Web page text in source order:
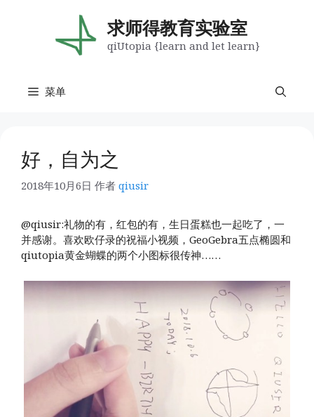
求师得教育实验室
qiUtopia {learn and let learn}
菜单
好，自为之
2018年10月6日 作者 qiusir
@qiusir:礼物的有，红包的有，生日蛋糕也一起吃了，一
并感谢。喜欢欧仔录的祝福小视频，GeoGebra五点椭圆和
qiutopia黄金蝴蝶的两个小图标很传神…… ​​​​